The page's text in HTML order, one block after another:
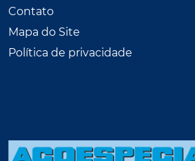
Contato
Mapa do Site
Política de privacidade